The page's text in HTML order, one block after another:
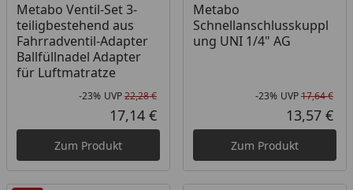
Metabo Ventil-Set 3-
teiligbestehend aus
Fahrradventil-Adapter
Ballfüllnadel Adapter
für Luftmatratze
Rabatt in Prozent
-23%
Ursprünglicher Preis
UVP22,28 €
Aktueller Preis
17,14 €
Zum Produkt
Metabo
Schnellanschlusskuppl
ung UNI 1/4" AG
-23% UVP17,64 €
13,57 €
Zum Produkt